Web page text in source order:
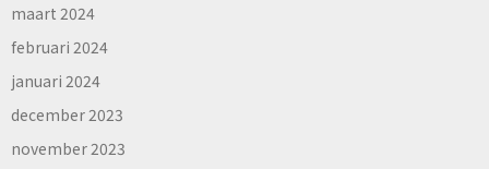
maart 2024
februari 2024
januari 2024
december 2023
november 2023